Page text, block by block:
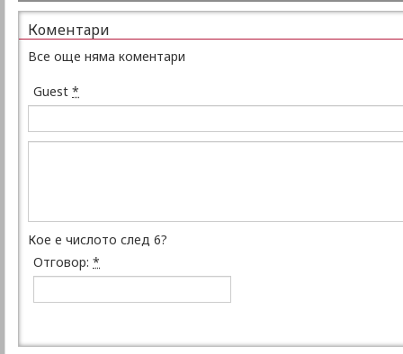
Коментари
Все още няма коментари
Guest *
Кое е числото след 6?
Отговор: *